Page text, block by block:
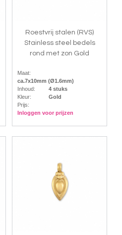
Roestvrij stalen (RVS)
Stainless steel bedels
rond met zon Gold
Maat:
ca.7x10mm (Ø1.6mm)
Inhoud:
4 stuks
Kleur:
Gold
Prijs:
Inloggen voor prijzen